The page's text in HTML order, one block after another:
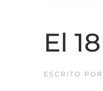
El
ESCRITO POR